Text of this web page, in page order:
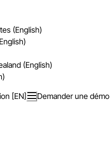
(English)
(English)
[EN] Demander une démo